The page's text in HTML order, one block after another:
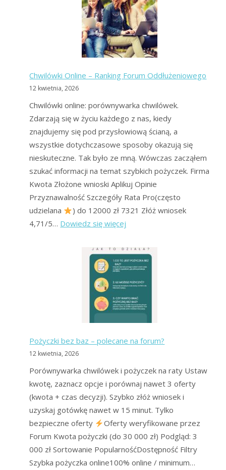
problemy,
konieczność
–
Forum
Chwilówki Online – Ranking Forum Oddłużeniowego
12 kwietnia, 2026
Chwilówki online: porównywarka chwilówek.
Zdarzają się w życiu każdego z nas, kiedy
znajdujemy się pod przysłowiową ścianą, a
wszystkie dotychczasowe sposoby okazują się
nieskuteczne. Tak było ze mną. Wówczas zacząłem
szukać informacji na temat szybkich pożyczek. Firma
Kwota Złożone wnioski Aplikuj Opinie
Przyznawalność Szczegóły Rata Pro(często
udzielana
) do 12000 zł 7321 Złóż wniosek
4,71/5… Dowiedz się więcej
Online
–
Forum
Oddłużeniowego
Pożyczki bez baz – polecane na forum?
12 kwietnia, 2026
Porównywarka chwilówek i pożyczek na raty Ustaw
kwotę, zaznacz opcje i porównaj nawet 3 oferty
(kwota + czas decyzji). Szybko złóż wniosek i
uzyskaj gotówkę nawet w 15 minut. Tylko
bezpieczne oferty
Oferty weryfikowane przez
Forum Kwota pożyczki (do 30 000 zł) Podgląd: 3
000 zł Sortowanie PopularnośćDostępność Filtry
Szybka pożyczka online100% online / minimum…